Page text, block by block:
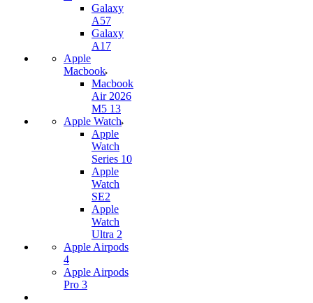
Galaxy
A57
Galaxy
A17
Apple
Macbook
Macbook
Air 2026
M5 13
Apple Watch
Apple
Watch
Series 10
Apple
Watch
SE2
Apple
Watch
Ultra 2
Apple Airpods
4
Apple Airpods
Pro 3